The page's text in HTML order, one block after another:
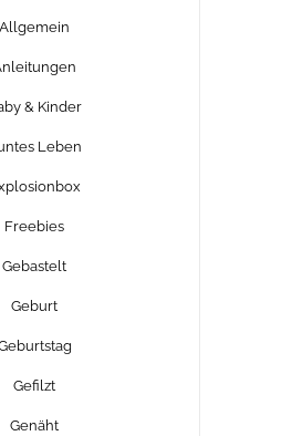
Allgemein
& Kinder
Leben
Freebies
Gebastelt
Geburt
Gefilzt
Genäht